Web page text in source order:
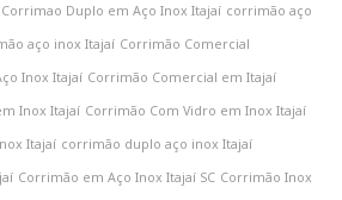
Corrimao Duplo em Aço Inox Itajaí corrimão aço
aço inox Itajaí Corrimão Comercial
Inox Itajaí Corrimão Comercial em Itajaí
Inox Itajaí Corrimão Com Vidro em Inox Itajaí
Itajaí corrimão duplo aço inox Itajaí
Corrimão em Aço Inox Itajaí SC Corrimão Inox